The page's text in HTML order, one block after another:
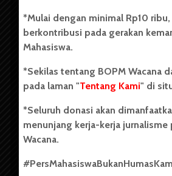
berdiri pada 1 Juli 1995.
Kontribusi
Info Iklan
Pedoman Media Siber
Kode Etik Jurnalistik
*Mulai dengan minimal Rp10
berkontribusi pada gerakan
Mahasiswa.
*Sekilas tentang BOPM Wacana
pada laman "Tentang Kami" di
*Seluruh donasi akan
menunjang kerja-kerja jurnalisme
Wacana.